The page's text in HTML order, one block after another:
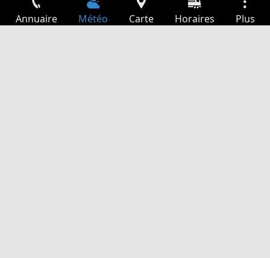
Annuaire Météo Carte Horaires Plus